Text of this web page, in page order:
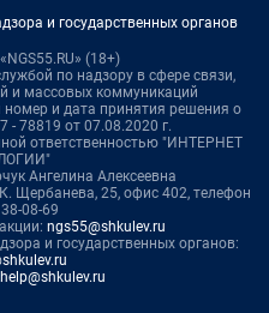
и государственных органов
(18+)
по надзору в сфере связи,
и массовых коммуникаций
и дата принятия решения о
78819 от 07.08.2020 г.
ответственностью "ИНТЕРНЕТ
Ангелина Алексеевна
Щербанева, 25, офис 402, телефон
08-69
ngs55@shkulev.ru
и государственных органов:
help@shkulev.ru